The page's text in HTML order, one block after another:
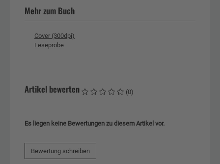
Mehr zum Buch
Cover (300dpi)
Leseprobe
Artikel bewerten (0)
Es liegen keine Bewertungen zu diesem Artikel vor.
Bewertung schreiben